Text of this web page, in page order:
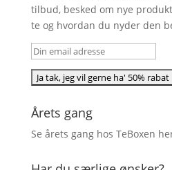
tilbud, besked om nye
te og hvordan du nyder den
Årets gang
Se årets gang hos TeBoxen